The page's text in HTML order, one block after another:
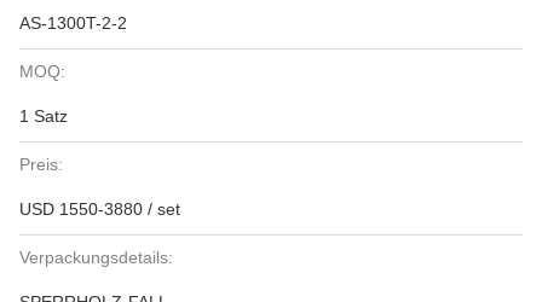
AS-1300T-2-2
MOQ:
1 Satz
Preis:
USD 1550-3880 / set
Verpackungsdetails: